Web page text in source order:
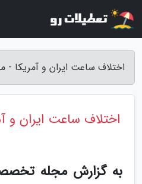
اختلاف ساعت ایران و آمریکا
اختلاف ساعت ایران و
به گزارش مجله